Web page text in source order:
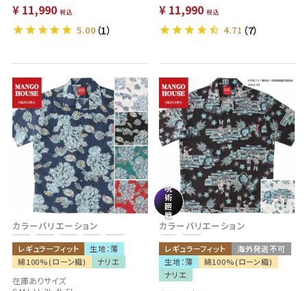
¥ 11,990 税込
5.00 （1）
¥ 11,990 税込
4.71 （7）
カラーバリエーション
レギュラーフィット
生地：薄
綿100%(ローン織)
ナリエ
在庫ありサイズ
カラーバリエーション
レギュラーフィット
海外発送不可
生地：薄
綿100%(ローン織)
ナリエ
呪
術
廻
戦